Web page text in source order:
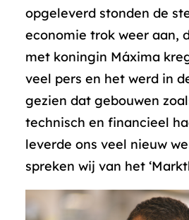
opgeleverd stonden de
economie trok weer aan,
met koningin Máxima
veel pers en het werd in
gezien dat gebouwen
technisch en financieel
leverde ons veel nieuw
spreken wij van het